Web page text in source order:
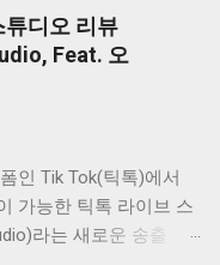
리하게 사용할 수 있
각 참여자의 볼륨과
를 맞출 수 있다. 가장
용자들이 기다려온 채팅
오디오 인터페이스는
드로, 마이크 악기 소리
컴퓨터 출력을 헤드폰
튜디오 리뷰
Feat. 오
인 Tik Tok(틱톡)에서
가능한 틱톡 라이브 스
라는 새로운 송출 프